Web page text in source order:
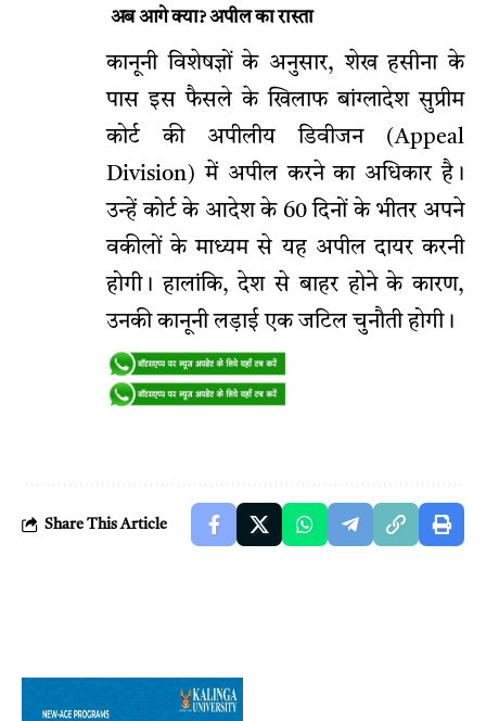
अब आगे क्या? अपील का रास्ता
कानूनी विशेषज्ञों के अनुसार, शेख हसीना के
पास इस फैसले के खिलाफ बांग्लादेश सुप्रीम
कोर्ट की अपीलीय डिवीजन (Appeal
Division) में अपील करने का अधिकार है।
उन्हें कोर्ट के आदेश के 60 दिनों के भीतर अपने
वकीलों के माध्यम से यह अपील दायर करनी
होगी। हालांकि, देश से बाहर होने के कारण,
उनकी कानूनी लड़ाई एक जटिल चुनौती होगी।
Share This Article